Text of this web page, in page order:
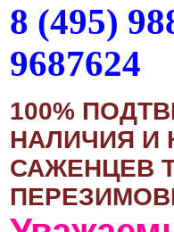
8 (495)
9687624
100%
НАЛИЧИЯ И
САЖЕНЦЕВ